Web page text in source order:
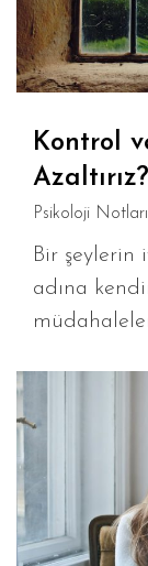
Kontrol
Azaltırız?
Psikoloji Notları
Bir şeylerin
adına